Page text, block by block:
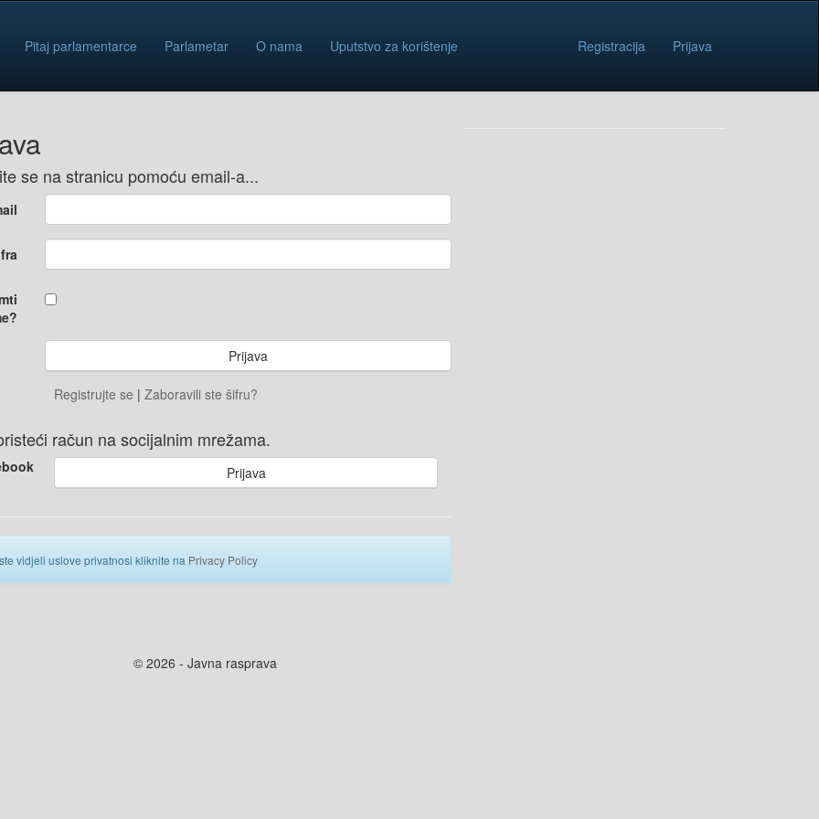
Pitaj parlamentarce Parlametar O nama Uputstvo za korištenje Registracija Prijava
se na stranicu pomoću email-a...
Registrujte se | Zaboravili ste šifru?
račun na socijalnim mrežama.
Prijava
vidjeli uslove privatnosi kliknite na Privacy Policy
© 2026 - Javna rasprava